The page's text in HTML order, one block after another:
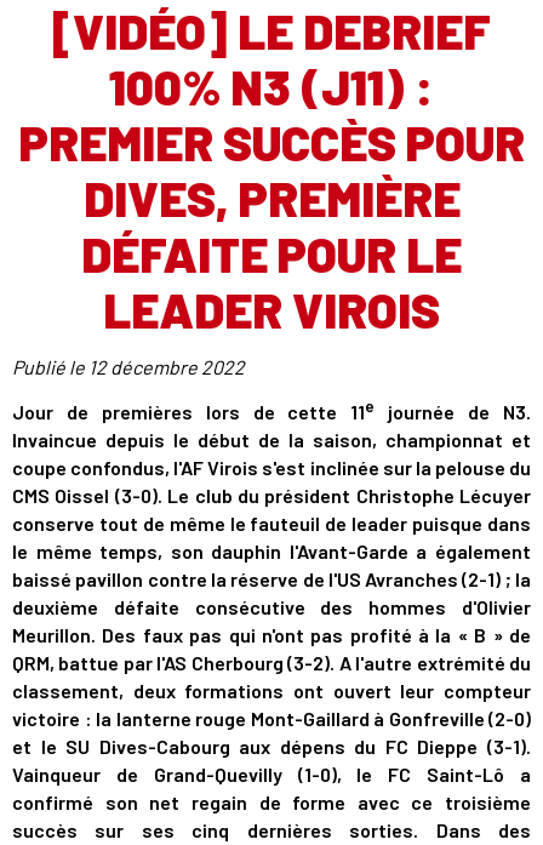
[VIDÉO] LE DEBRIEF
100% N3 (J11) :
PREMIER SUCCÈS POUR
DIVES, PREMIÈRE
DÉFAITE POUR LE
LEADER VIROIS
Publié le 12 décembre 2022
Jour de premières lors de cette 11e
journée de N3.
Invaincue depuis le début de la saison, championnat et
coupe confondus, l'AF Virois s'est inclinée sur la pelouse du
CMS Oissel (3-0). Le club du président Christophe Lécuyer
conserve tout de même le fauteuil de leader puisque dans
le même temps, son dauphin l'Avant-Garde a également
baissé pavillon contre la réserve de l'US Avranches (2-1) ; la
deuxième défaite consécutive des hommes d'Olivier
Meurillon. Des faux pas qui n'ont pas profité à la « B » de
QRM, battue par l'AS Cherbourg (3-2). A l'autre extrémité du
classement, deux formations ont ouvert leur compteur
victoire : la lanterne rouge Mont-Gaillard à Gonfreville (2-0)
et le SU Dives-Cabourg aux dépens du FC Dieppe (3-1).
Vainqueur de Grand-Quevilly (1-0), le FC Saint-Lô a
confirmé son net regain de forme avec ce troisième
succès sur ses cinq dernières sorties. Dans des